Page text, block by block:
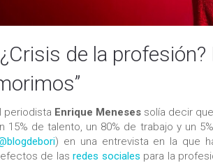
de la
periodista Enrique Meneses solía decir
15% de talento, un 80% de trabajo y un
) en una entrevista en la que
de lasredes sociales para la